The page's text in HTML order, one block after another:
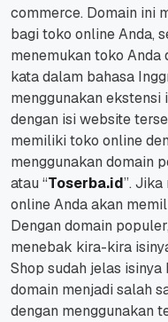
commerce. Domain ini
bagi toko online Anda,
menemukan toko Anda
kata dalam bahasa
menggunakan ekstensi
dengan isi website
memiliki toko online
menggunakan domain
atau “Toserba.id”. Jika
online Anda akan
Dengan domain
menebak kira-kira
Shop sudah jelas
domain menjadi salah
dengan menggunakan